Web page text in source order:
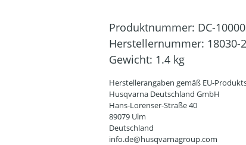
Produktnummer: DC-
Herstellernummer: 18030-
Gewicht: 1.4 kg
Herstellerangaben gemäß EU-
Husqvarna Deutschland GmbH
Hans-Lorenser-Straße 40
89079 Ulm
Deutschland
info.de@husqvarnagroup.com